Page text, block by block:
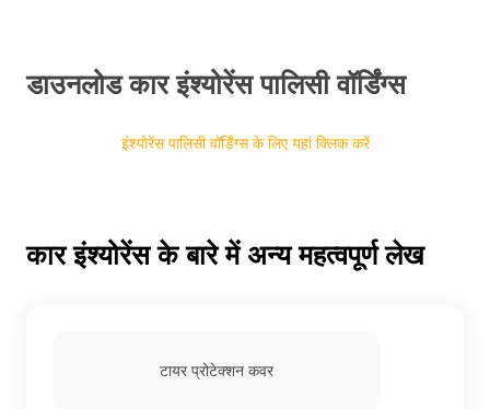
डाउनलोड कार इंश्योरेंस पालिसी वॉर्डिंग्स
इंश्योरेंस पालिसी वॉर्डिंग्स के लिए यहां क्लिक करें
कार इंश्योरेंस के बारे में अन्य महत्वपूर्ण लेख
टायर प्रोटेक्शन कवर